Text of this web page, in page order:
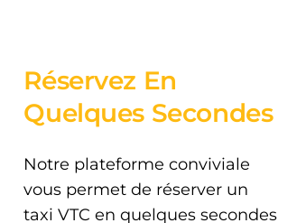
Réservez En
Quelques Secondes
Notre plateforme conviviale
vous permet de réserver un
taxi VTC en quelques secondes